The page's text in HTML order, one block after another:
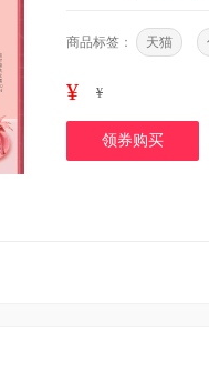
商品标签： 天猫
¥ ¥
领券购买